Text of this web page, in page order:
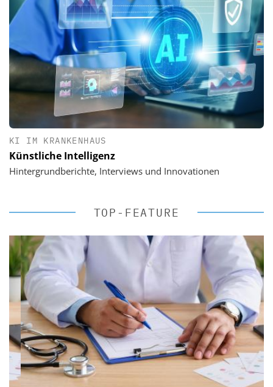
KI IM KRANKENHAUS
Künstliche Intelligenz
Hintergrundberichte, Interviews und Innovationen
TOP-FEATURE